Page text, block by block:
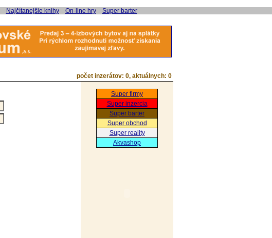
Najčítanejšie knihy On-line hry Super barter
počet inzerátov: 0, aktuálnych: 0
Super firmy
Super inzercia
Super barter
Super obchod
Super reality
Akvashop